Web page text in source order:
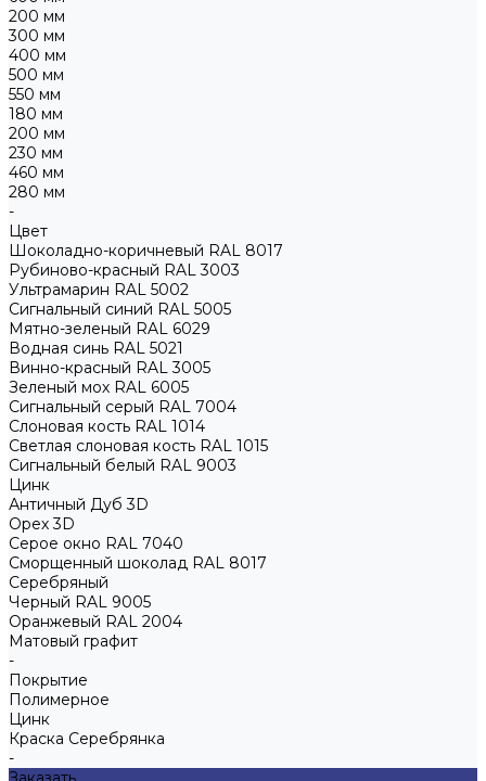
200 мм
300 мм
400 мм
500 мм
550 мм
180 мм
200 мм
230 мм
460 мм
280 мм
-
Цвет
Шоколадно-коричневый RAL 8017
Рубиново-красный RAL 3003
Ультрамарин RAL 5002
Сигнальный синий RAL 5005
Мятно-зеленый RAL 6029
Водная синь RAL 5021
Винно-красный RAL 3005
Зеленый мох RAL 6005
Сигнальный серый RAL 7004
Слоновая кость RAL 1014
Светлая слоновая кость RAL 1015
Сигнальный белый RAL 9003
Цинк
Античный Дуб 3D
Орех 3D
Серое окно RAL 7040
Сморщенный шоколад RAL 8017
Серебряный
Черный RAL 9005
Оранжевый RAL 2004
Матовый графит
-
Покрытие
Полимерное
Цинк
Краска Серебрянка
-